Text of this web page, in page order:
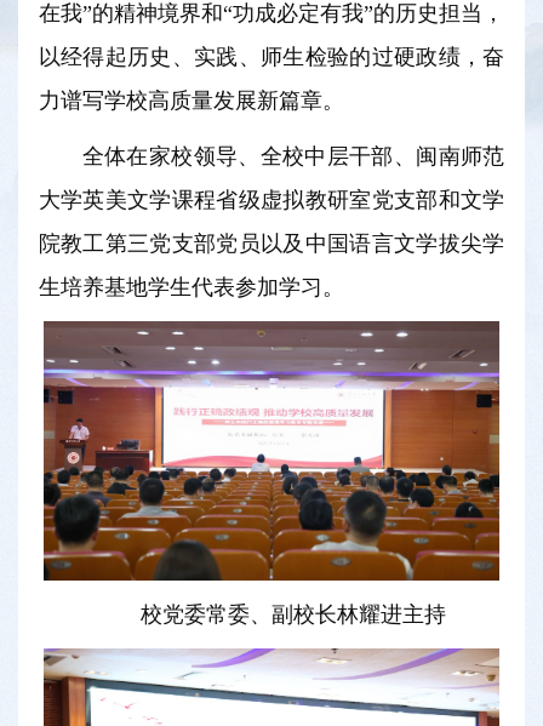
在我”的精神境界和“功成必定有我”的历史担当，
以经得起历史、实践、师生检验的过硬政绩，奋
力谱写学校高质量发展新篇章。
全体在家校领导、全校中层干部、闽南师范
大学英美文学课程省级虚拟教研室党支部和文学
院教工第三党支部党员以及中国语言文学拔尖学
生培养基地学生代表参加学习。
校党委常委、副校长林耀进主持